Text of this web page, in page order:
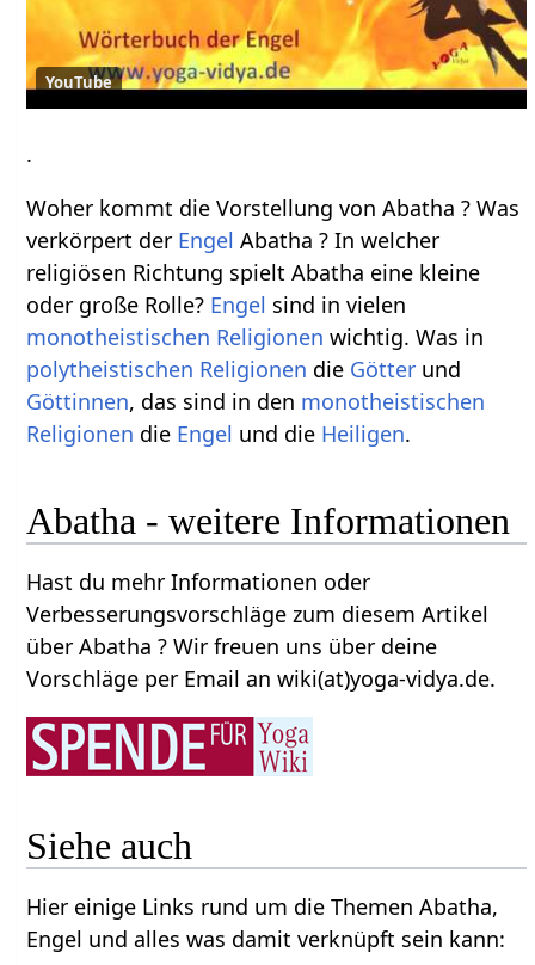
YouTube
.
Woher kommt die Vorstellung von Abatha ? Was
verkörpert der Engel Abatha ? In welcher
religiösen Richtung spielt Abatha eine kleine
oder große Rolle? Engel sind in vielen
monotheistischen Religionen wichtig. Was in
polytheistischen Religionen die Götter und
Göttinnen, das sind in den monotheistischen
Religionen die Engel und die Heiligen.
Abatha - weitere Informationen
Hast du mehr Informationen oder
Verbesserungsvorschläge zum diesem Artikel
über Abatha ? Wir freuen uns über deine
Vorschläge per Email an wiki(at)yoga-vidya.de.
Siehe auch
Hier einige Links rund um die Themen Abatha,
Engel und alles was damit verknüpft sein kann: